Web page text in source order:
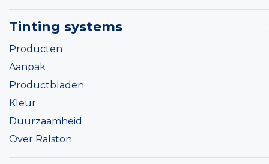
Tinting systems
Producten
Aanpak
Productbladen
Kleur
Duurzaamheid
Over Ralston